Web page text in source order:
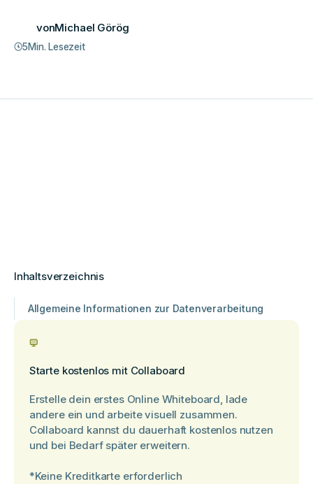
vonMichael Görög
5Min. Lesezeit
Inhaltsverzeichnis
Allgemeine Informationen zur Datenverarbeitung
Starte kostenlos mit Collaboard
Erstelle dein erstes Online Whiteboard, lade
andere ein und arbeite visuell zusammen.
Collaboard kannst du dauerhaft kostenlos nutzen
und bei Bedarf später erweitern.
*Keine Kreditkarte erforderlich